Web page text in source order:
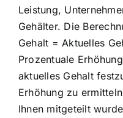
Leistung,
Gehälter. Die
Gehalt = Aktuelles
Prozentuale
aktuelles Gehalt
Erhöhung zu
Ihnen mitgeteilt